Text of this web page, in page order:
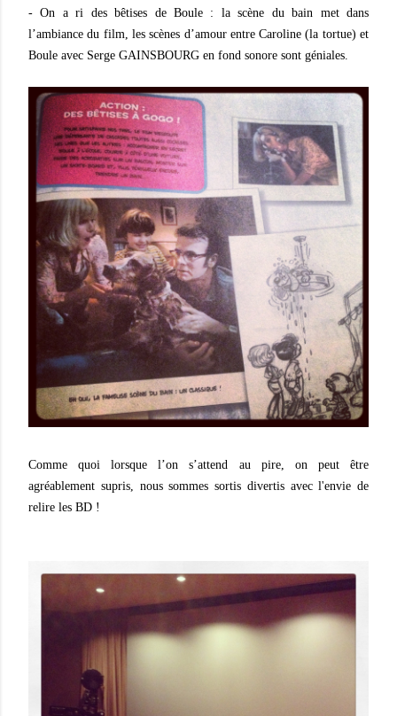
- On a ri des bêtises de Boule : la scène du bain met dans
l’ambiance du film, les scènes d’amour entre Caroline (la tortue) et
Boule avec Serge GAINSBOURG en fond sonore sont géniales.
Comme quoi lorsque l’on s’attend au pire, on peut être
agréablement supris, nous sommes sortis divertis avec l'envie de
relire les BD !